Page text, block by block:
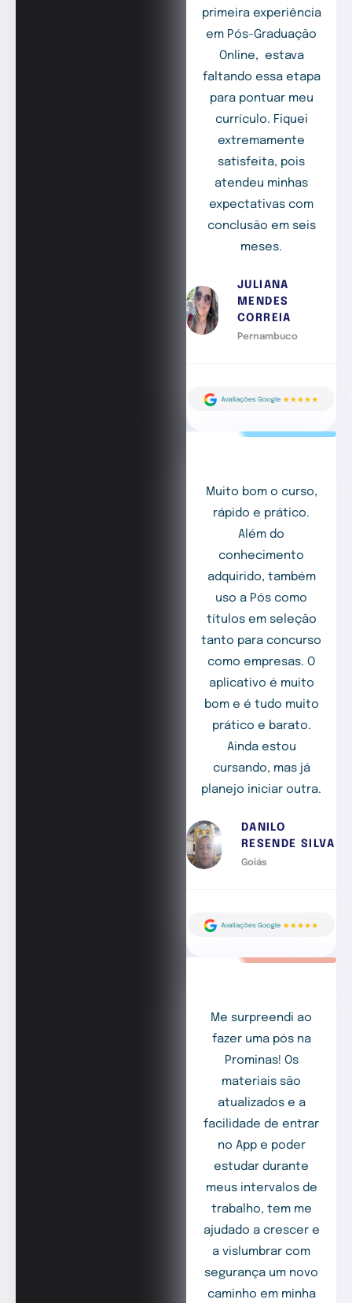
primeira experiência
em Pós-Graduação
Online, estava
faltando essa etapa
para pontuar meu
currículo. Fiquei
extremamente
satisfeita, pois
atendeu minhas
expectativas com
conclusão em seis
meses.
JULIANA
MENDES
CORREIA
Pernambuco
Muito bom o curso,
rápido e prático.
Além do
conhecimento
adquirido, também
uso a Pós como
títulos em seleção
tanto para concurso
como empresas. O
aplicativo é muito
bom e é tudo muito
prático e barato.
Ainda estou
cursando, mas já
planejo iniciar outra.
DANILO
RESENDE SILVA
Goiás
Me surpreendi ao
fazer uma pós na
Prominas! Os
materiais são
atualizados e a
facilidade de entrar
no App e poder
estudar durante
meus intervalos de
trabalho, tem me
ajudado a crescer e
a vislumbrar com
segurança um novo
caminho em minha